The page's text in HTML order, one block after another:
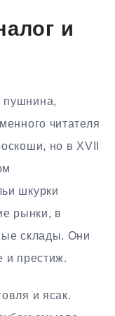
и
пушнина,
читателя
но в XVII
шкурки
рынки, в
склады. Они
и престиж.
и ясак.